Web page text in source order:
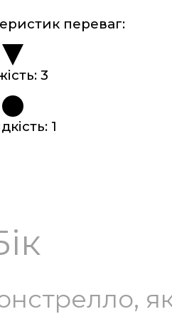
переваг:
3
1